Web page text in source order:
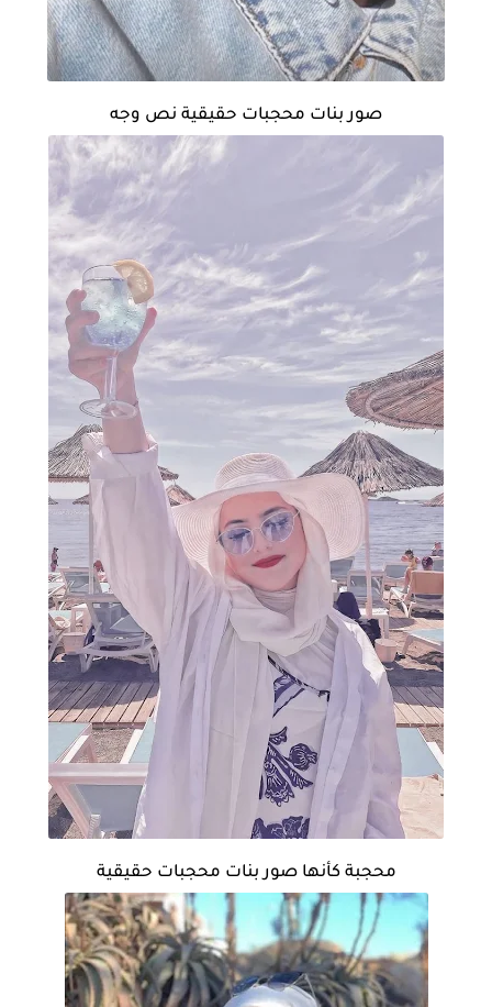
صور بنات محجبات حقيقية نص وجه
محجبة كأنها صور بنات محجبات حقيقية